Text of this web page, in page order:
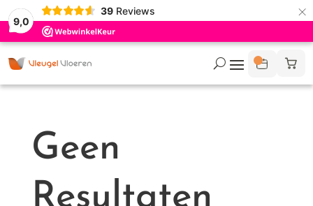
9,0
39 Reviews ×
Geen
Resultaten